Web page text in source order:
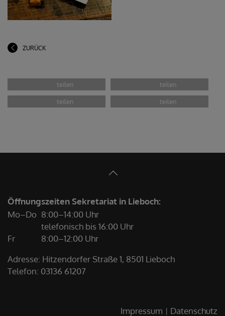
Margret Hofmann
ZURÜCK
Öffnungszeiten Sekretariat in Lieboch:
Mo–Do 8:00–14:00 Uhr
telefonisch bis 16:00 Uhr
Fr
8:00–12:00 Uhr
Adresse: Hitzendorfer Straße 1, 8501 Lieboch
Telefon: 03136 61207
Impressum Datenschutz